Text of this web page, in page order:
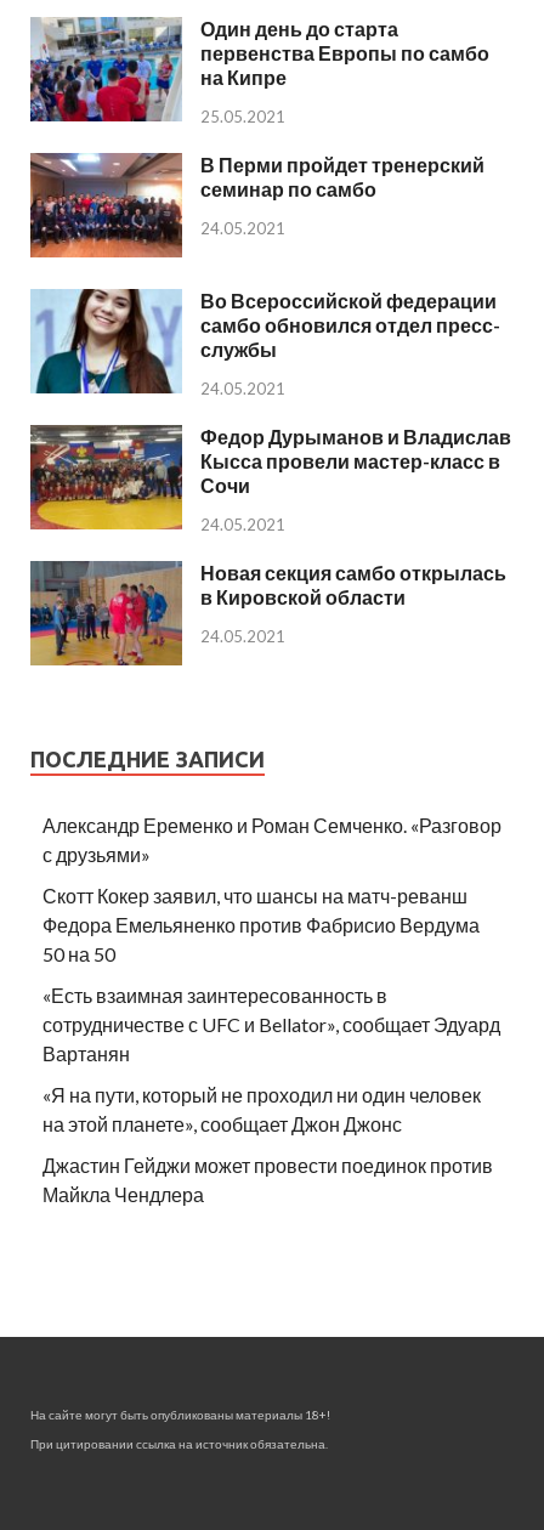
Один день до старта
первенства Европы по самбо
на Кипре
25.05.2021
В Перми пройдет тренерский
семинар по самбо
24.05.2021
Во Всероссийской федерации
самбо обновился отдел пресс-
службы
24.05.2021
Федор Дурыманов и Владислав
Кысса провели мастер-класс в
Сочи
24.05.2021
Новая секция самбо открылась
в Кировской области
24.05.2021
ПОСЛЕДНИЕ ЗАПИСИ
Александр Еременко и Роман Семченко. «Разговор
с друзьями»
Скотт Кокер заявил, что шансы на матч-реванш
Федора Емельяненко против Фабрисио Вердума
50 на 50
«Есть взаимная заинтересованность в
сотрудничестве с UFC и Bellator», сообщает Эдуард
Вартанян
«Я на пути, который не проходил ни один человек
на этой планете», сообщает Джон Джонс
Джастин Гейджи может провести поединок против
Майкла Чендлера
На сайте могут быть опубликованы материалы 18+!
При цитировании ссылка на источник обязательна.